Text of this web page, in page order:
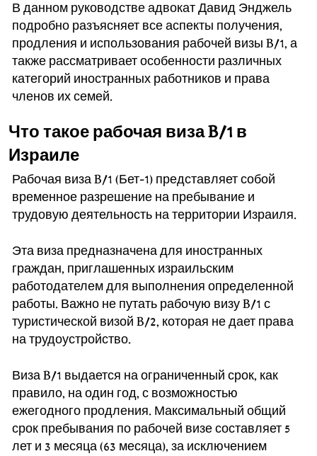
В данном руководстве адвокат Давид Энджель
подробно разъясняет все аспекты получения,
продления и использования рабочей визы B/1, а
также рассматривает особенности различных
категорий иностранных работников и права
членов их семей.
Что такое рабочая виза B/1 в
Израиле
Рабочая виза B/1 (Бет-1) представляет собой
временное разрешение на пребывание и
трудовую деятельность на территории Израиля.
Эта виза предназначена для иностранных
граждан, приглашенных израильским
работодателем для выполнения определенной
работы. Важно не путать рабочую визу B/1 с
туристической визой B/2, которая не дает права
на трудоустройство.
Виза B/1 выдается на ограниченный срок, как
правило, на один год, с возможностью
ежегодного продления. Максимальный общий
срок пребывания по рабочей визе составляет 5
лет и 3 месяца (63 месяца), за исключением